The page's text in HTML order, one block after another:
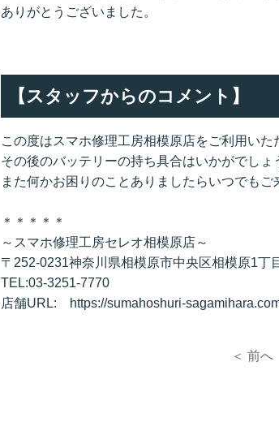
ありがとうございました。
【スタッフからのコメント】
この度はスマホ修理工房相模原店をご利用いた
その後のバッテリーの持ち具合はいかがでしょ
また何かお困りのことありましたらいつでもご
＊＊＊＊＊
～スマホ修理工房セレオ相模原店～
〒252-0231神奈川県相模原市中央区相模原1丁
TEL:03-3251-7770
店舗URL: https://sumahoshuri-
＜ 前へ